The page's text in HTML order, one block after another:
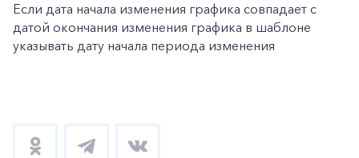
Если дата начала изменения графика совпадает с
датой окончания изменения графика в шаблоне
указывать дату начала периода изменения